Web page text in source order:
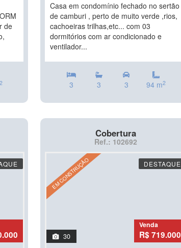
de
2
Casa em condomínio fechado no sertão
de camburi , perto de muito verde ,rios,
cachoeiras trilhas,etc... com 03
dormitórios com ar condicionado e
ventilador...
3 3 3 94 m2
Cobertura
Ref.: 102692
EM CONSTRUÇÃO DESTAQUE
30
Venda
R$ 719.000